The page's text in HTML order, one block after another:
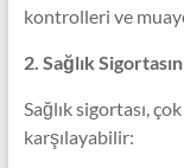
kontrolleri ve
2. Sağlık
Sağlık sigortası,
karşılayabilir: